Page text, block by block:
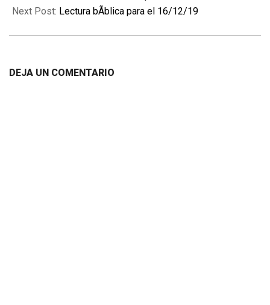
16
Next Post: Lectura bÃ­blica para el 16/12/19
DEJA UN COMENTARIO